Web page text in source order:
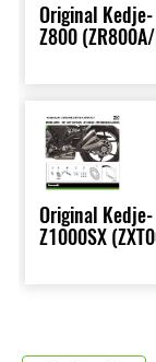
Original
Z800
Original
Z1000SX